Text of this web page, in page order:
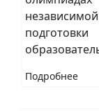
Подробнее